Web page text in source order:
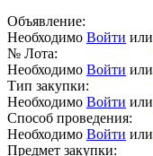
Объявление:
Необходимо Войти или
№ Лота:
Необходимо Войти или
Тип закупки:
Необходимо Войти или
Способ проведения:
Необходимо Войти или
Предмет закупки: